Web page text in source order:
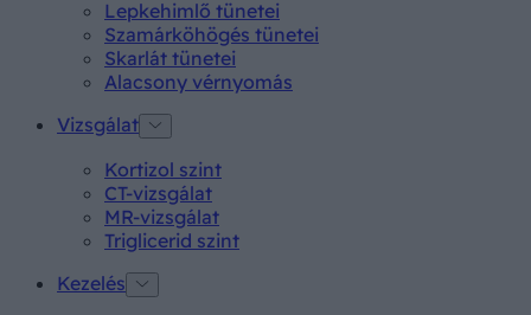
Lepkehimlő tünetei
Szamárköhögés tünetei
Skarlát tünetei
Alacsony vérnyomás
Vizsgálat
Kortizol szint
CT-vizsgálat
MR-vizsgálat
Triglicerid szint
Kezelés